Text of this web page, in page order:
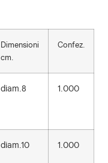
Dimensioni
cm.
Confez.
diam.8 1.000
diam.10 1.000